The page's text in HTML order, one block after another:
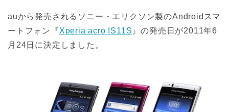
auから発売されるソニー・エリクソン製のAndroidスマ
ートフォン『Xperia acro IS11S 』の発売日が2011年6
月24日に決定しました。